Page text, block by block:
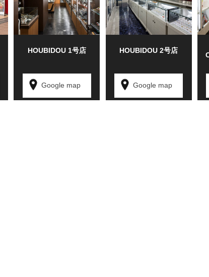
HOUBIDOU 1号店
Google map
HOUBIDOU 2号店
Google map